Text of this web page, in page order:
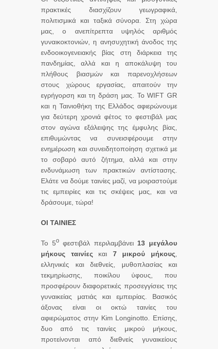
πρακτικές διασχίζουν γεωγραφικά,
πολιτισμικά και ταξικά σύνορα. Στη χώρα
μας, ο ανεπίτρεπτα υψηλός αριθμός
γυναικοκτονιών, η ανησυχητική άνοδος της
ενδοοικογενειακής βίας στη διάρκεια της
πανδημίας, αλλά και η αποκάλυψη του
πλήθους βιασμών και παρενοχλήσεων
στους χώρους εργασίας, απαιτούν την
εγρήγορση και τη δράση μας. Το WIFT GR
και η Ταινιοθήκη της Ελλάδος αφιερώνουμε
για δεύτερη χρονιά φέτος το φεστιβάλ μας
στον αγώνα εξάλειψης της έμφυλης βίας,
επιθυμώντας να συνεισφέρουμε στην
ενημέρωση και συνειδητοποίηση σχετικά με
το σοβαρό αυτό ζήτημα, αλλά και στην
ενδυνάμωση των πρακτικών αντίστασης.
Ελάτε να δούμε ταινίες μαζί, να μοιραστούμε
τις εμπειρίες και τις σκέψεις μας, και να
δράσουμε, τώρα!
ΟΙ ΤΑΙΝΙΕΣ
Το 5ο φεστιβάλ περιλαμβάνει13 μεγάλου
μήκους ταινίεςκαι 7 μικρού μήκους,
ελληνικές και διεθνείς, μυθοπλασίας και
τεκμηρίωσης, ποικίλου ύφους, που
προσφέρουν διαφορετικές προσεγγίσεις της
γυναικείας ματιάς και εμπειρίας. Βασικός
άξονας είναι οι οκτώ ταινίες του
αφιερώματος στην Kim Longinotto. Επίσης,
δυο από τις ταινίες μικρού μήκους,
προτείνονται από διεθνείς γυναικείους